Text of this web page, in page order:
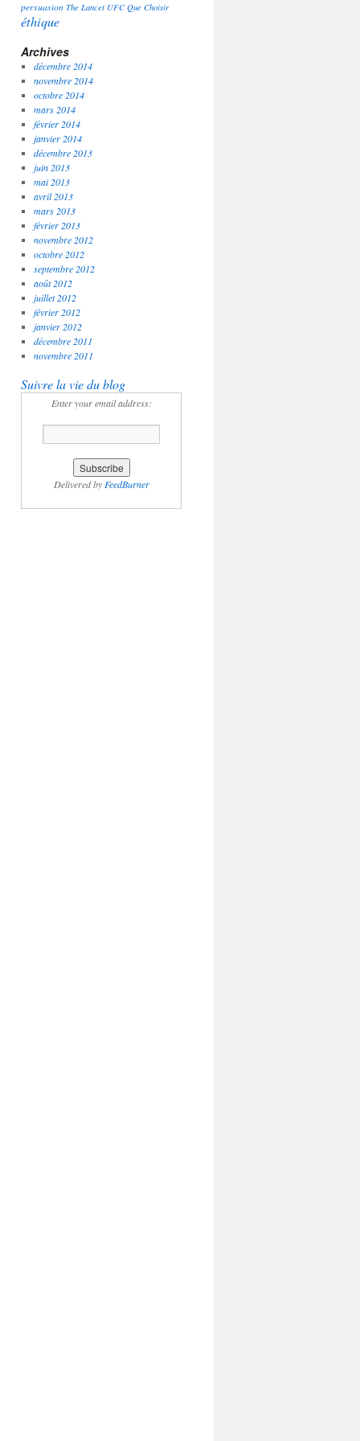
persuasion The Lancet UFC Que Choisir
éthique
Archives
décembre 2014
novembre 2014
octobre 2014
mars 2014
février 2014
janvier 2014
décembre 2013
juin 2013
mai 2013
avril 2013
mars 2013
février 2013
novembre 2012
octobre 2012
septembre 2012
août 2012
juillet 2012
février 2012
janvier 2012
décembre 2011
novembre 2011
Suivre la vie du blog
Enter your email address:
Delivered by FeedBurner